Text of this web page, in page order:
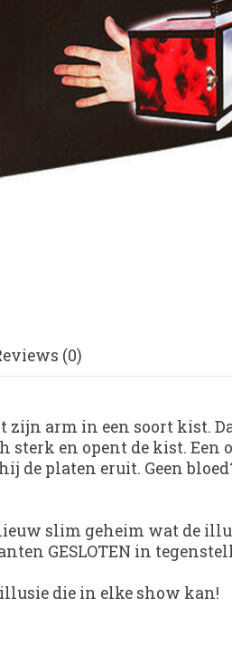
(0)
zijn arm in een soort kist.
sterk en opent de kist.
de platen eruit. Geen
slim geheim wat de
GESLOTEN in
die in elke show kan!